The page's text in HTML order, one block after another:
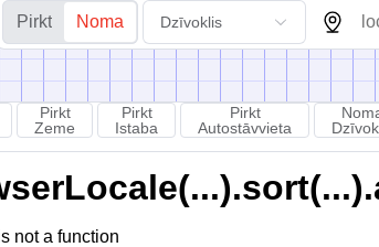
Pirkt Noma Dzīvoklis
Pirkt
Zeme
Pirkt
Istaba
Pirkt
Autostāvvieta
not a function